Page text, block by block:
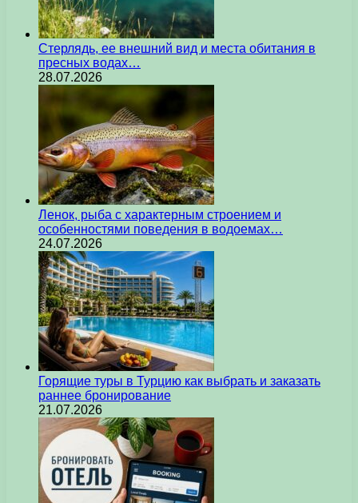
Стерлядь, ее внешний вид и места обитания в
пресных водах…
28.07.2026
Ленок, рыба с характерным строением и
особенностями поведения в водоемах…
24.07.2026
Горящие туры в Турцию как выбрать и заказать
раннее бронирование
21.07.2026